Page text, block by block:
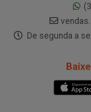
De segunda a